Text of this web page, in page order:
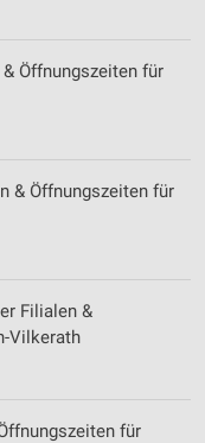
Öffnungszeiten für
& Öffnungszeiten für
Filialen &
Vilkerath
für